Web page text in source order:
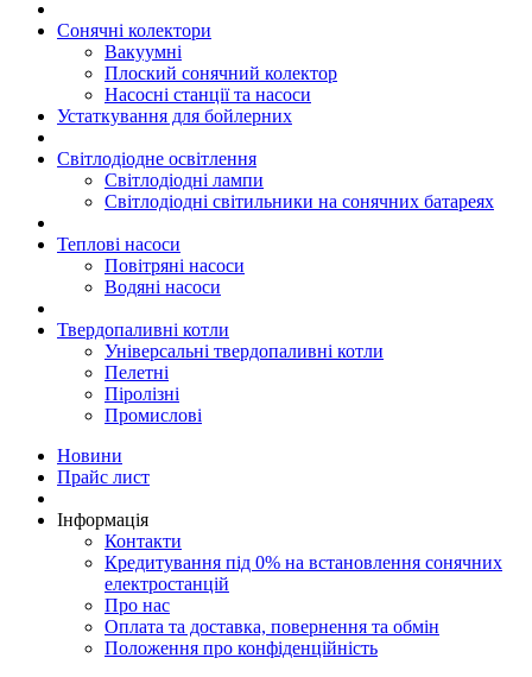
Сонячні колектори
Вакуумні
Плоский сонячний колектор
Насосні станції та насоси
Устаткування для бойлерних
Світлодіодне освітлення
Світлодіодні лампи
Світлодіодні світильники на сонячних батареях
Теплові насоси
Повітряні насоси
Водяні насоси
Твердопаливні котли
Універсальні твердопаливні котли
Пелетні
Піролізні
Промислові
Новини
Прайс лист
Інформація
Контакти
Кредитування під 0% на встановлення сонячних
електростанцій
Про нас
Оплата та доставка, повернення та обмін
Положення про конфіденційність